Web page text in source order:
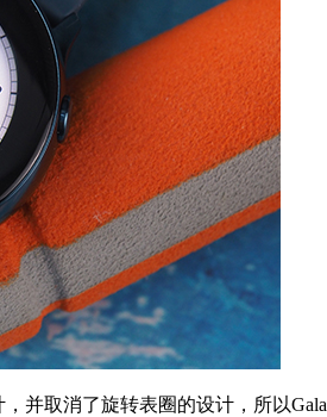
取消了旋转表圈的设计，所以